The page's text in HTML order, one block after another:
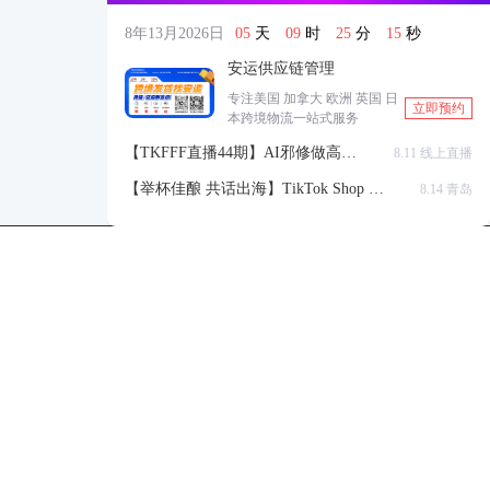
8年13月2026日 05 天 09 时 25 分 14 秒
安运供应链管理
专注美国 加拿大 欧洲 英国 日
本跨境物流一站式服务
立即预约
【TKFFF直播44期】AI邪修做高点
带货视频
8.11 线上直播
【举杯佳酿 共话出海】TikTok Shop 全
8.14 青岛